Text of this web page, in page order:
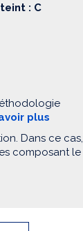
: C
plus
Dans ce cas,
composant le